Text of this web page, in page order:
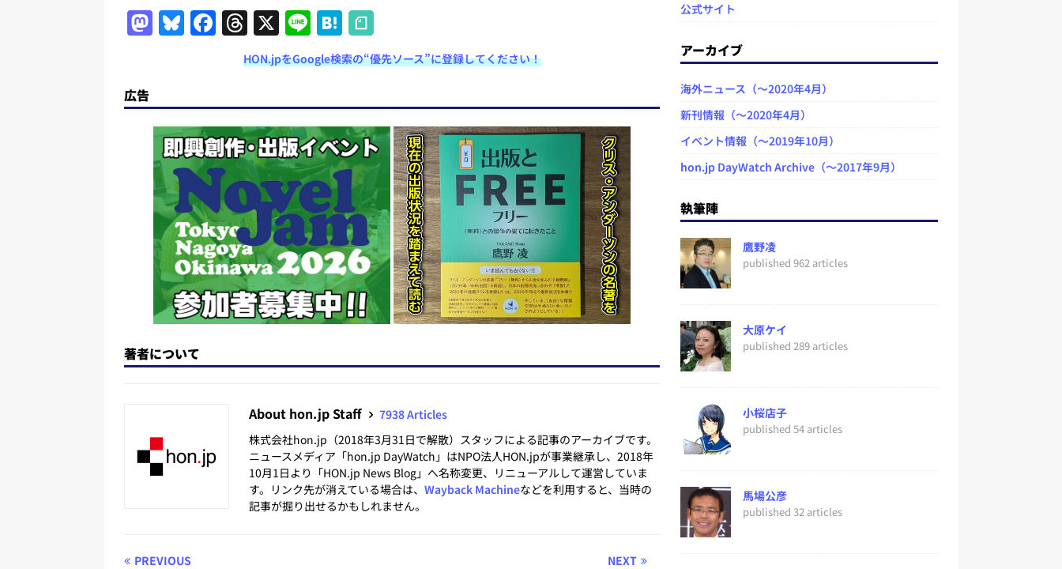
M
a
o
d
o
n
Bl
u
s
k
y
F
a
e
b
o
o
k
T
h
re
a
d
s
X Li
n
e
H
at
e
n
a
HON.jpをGoogle検索の“優先ソース”に登録してください！
広告
著者について
About hon.jp Staff
7938 Articles
株式会社hon.jp（2018年3月31日で解散）スタッフによる記事のアーカイブです。
ニュースメディア「hon.jp DayWatch」はNPO法人HON.jpが事業継承し、2018年
10月1日より「HON.jp News Blog」へ名称変更、リニューアルして運営していま
す。リンク先が消えている場合は、 Wayback Machineなどを利用すると、当時の
記事が掘り出せるかもしれません。
PREVIOUS NEXT
公式サイト
アーカイブ
海外ニュース（～2020年4月）
新刊情報（～2020年4月）
イベント情報（～2019年10月）
hon.jp DayWatch Archive（～2017年9月）
執筆陣
鷹野凌
published 962 articles
大原ケイ
published 289 articles
小桜店子
published 54 articles
馬場公彦
published 32 articles